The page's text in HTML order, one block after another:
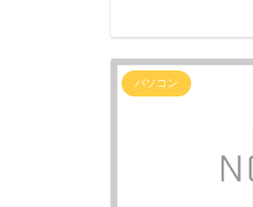
パソコン